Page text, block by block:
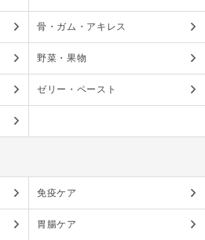
骨・ガム・アキレス
野菜・果物
ゼリー・ペースト
免疫ケア
胃腸ケア